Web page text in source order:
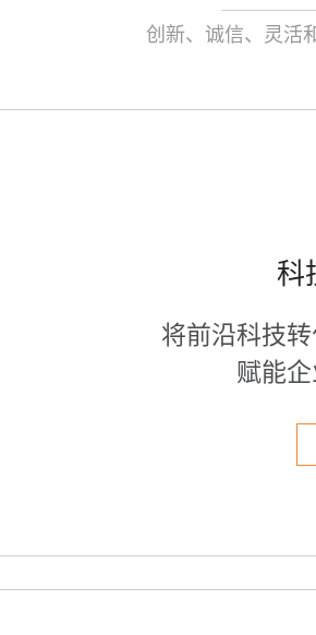
创新、诚信、灵活
科
将前沿科技
赋能